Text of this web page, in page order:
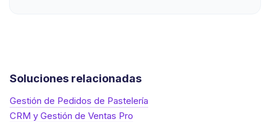
Soluciones relacionadas
Gestión de Pedidos de Pastelería
CRM y Gestión de Ventas Pro